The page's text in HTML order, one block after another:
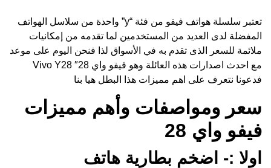
تعتبر سلسلة هواتف فيفو
من فئة “y” واحدة من سلاسل الهواتف
المفضلة لدى العديد من المستخدمين لما تقدمه من إمكانيات
ملائمة للسعر الذى تقدم به في الأسواق لذا فنحن اليوم على موعد
مع احدث اصدارات هذه العائلة وهو فيفو واي 28″ Vivo Y28
فدعونا نتعرف على اهم مميزات هذا البطل هيا بنا
سعر ومواصفات وأهم مميزات
فيفو واي 28
اولا :- اضخم بطارية هاتف